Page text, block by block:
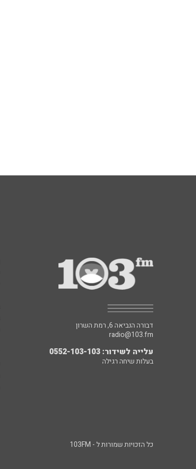
דבורה הנביאה 6, רמת השרון
radio@103.fm
עלייה לשידור: 0552-103-103
בעלות שיחה רגילה
כל הזכויות שמורות ל - 103FM